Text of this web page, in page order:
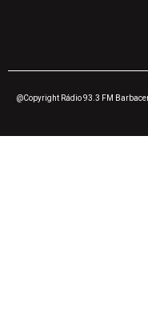
@Copyright Rádio 93.3 FM